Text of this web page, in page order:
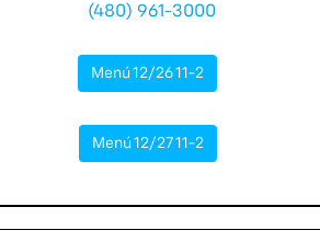
(480) 961-3000
Menú 12/26 11-2
Menú 12/27 11-2